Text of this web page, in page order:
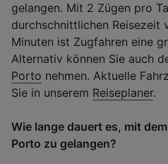
gelangen. Mit 2 Zügen pro
durchschnittlichen Reisezeit
Minuten ist Zugfahren eine
Alternativ können Sie auch
Porto nehmen. Aktuelle
Sie in unserem Reiseplaner.
Wie lange dauert es, mit
Porto zu gelangen?